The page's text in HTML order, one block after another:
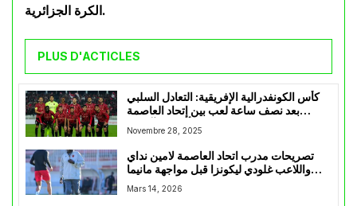
الكرة الجزائرية.
PLUS D'ACTICLES
كأس الكونفدرالية الإفريقية: التعادل السلبي
بعد نصف ساعة لعب بين إتحاد العاصمة
وأولمبيك آسفي
Novembre 28, 2025
تصريحات مدرب اتحاد العاصمة لامين نداي
واللاعب غلودي ليكونزا قبل مواجهة مانيما
يونيون
Mars 14, 2026